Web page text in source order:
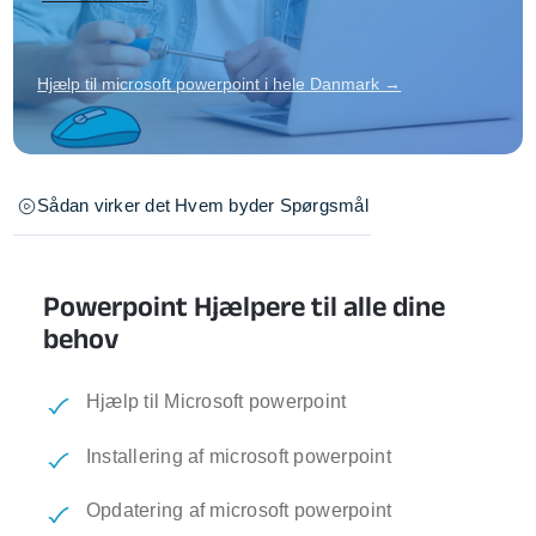
Hjælp til microsoft powerpoint i hele Danmark →
Sådan virker det Hvem byder Spørgsmål
Powerpoint Hjælpere til alle dine
behov
Hjælp til Microsoft powerpoint
Installering af microsoft powerpoint
Opdatering af microsoft powerpoint